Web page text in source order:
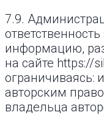
7.9.
информацию,
на сайте https://
авторским
владельца